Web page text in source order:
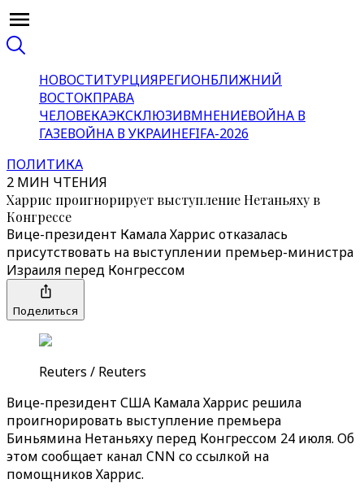
НОВОСТИТУРЦИЯРЕГИОНБЛИЖНИЙ
ВОСТОКПРАВА
ЧЕЛОВЕКАЭКСКЛЮЗИВМНЕНИЕВОЙНА В
ГАЗЕВОЙНА В УКРАИНЕFIFA-2026
ПОЛИТИКА
2 МИН ЧТЕНИЯ
Харрис проигнорирует выступление Нетаньяху в
Конгрессе
Вице-президент Камала Харрис отказалась
присутствовать на выступлении премьер-министра
Израиля перед Конгрессом
Поделиться
Reuters / Reuters
Вице-президент США Камала Харрис решила
проигнорировать выступление премьера
Биньямина Нетаньяху перед Конгрессом 24 июля. Об
этом сообщает канал CNN со ссылкой на
помощников Харрис.